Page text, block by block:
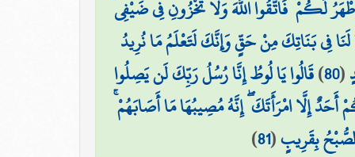
لَكُمْ ۖ فَاتَّقُوا اللَّهَ وَلَا تُخْزُونِ فِي ضَيْفِي
فِي بَنَاتِكَ مِنْ حَقٍّ وَإِنَّكَ لَتَعْلَمُ مَا نُرِيدُ
(
80
)قَالُوا يَا لُوطُ إِنَّا رُسُلُ رَبِّكَ لَن يَصِلُوا
إِلَّا امْرَأَتَكَ ۖ إِنَّهُ مُصِيبُهَا مَا أَصَابَهُمْ
بِقَرِيبٍ(
81
)